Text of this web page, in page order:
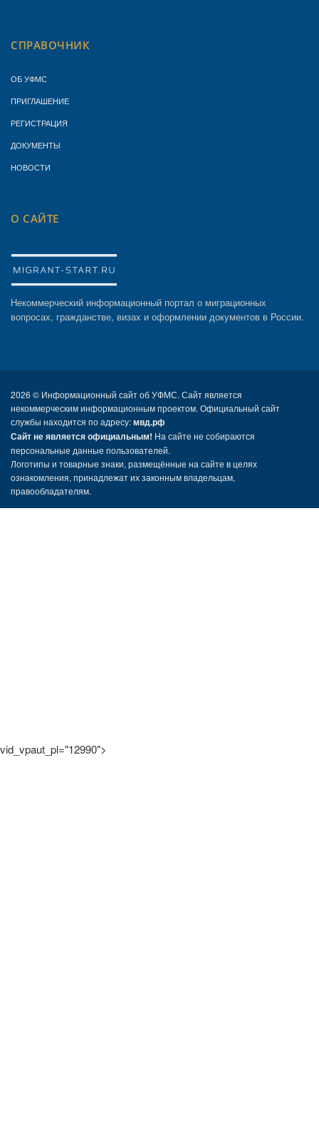
СПРАВОЧНИК
ОБ УФМС
ПРИГЛАШЕНИЕ
РЕГИСТРАЦИЯ
ДОКУМЕНТЫ
НОВОСТИ
О САЙТЕ
Некоммерческий информационный портал о миграционных
вопросах, гражданстве, визах и оформлении документов в России.
2026 © Информационный сайт об УФМС. Сайт является
некоммерческим информационным проектом. Официальный сайт
службы находится по адресу:мвд.рф
Сайт не является официальным! На сайте не собираются
персональные данные пользователей.
Логотипы и товарные знаки, размещённые на сайте в целях
ознакомления, принадлежат их законным владельцам,
правообладателям.
vid_vpaut_pl="12990">